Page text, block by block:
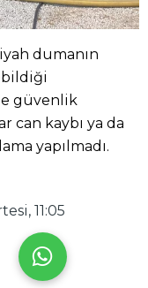
dumanın
güvenlik
can kaybı ya da
yapılmadı.
11:05